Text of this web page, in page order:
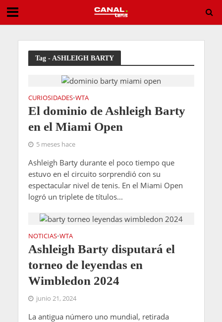
Entry List ATP Challenger Astana 2026
Tag - ASHLEIGH BARTY
CURIOSIDADES•WTA
El dominio de Ashleigh Barty
en el Miami Open
5 meses hace
Ashleigh Barty durante el poco tiempo que
estuvo en el circuito sorprendió con su
espectacular nivel de tenis. En el Miami Open
logró un triplete de títulos...
NOTICIAS•WTA
Ashleigh Barty disputará el
torneo de leyendas en
Wimbledon 2024
junio 21, 2024
La antigua número uno mundial, retirada